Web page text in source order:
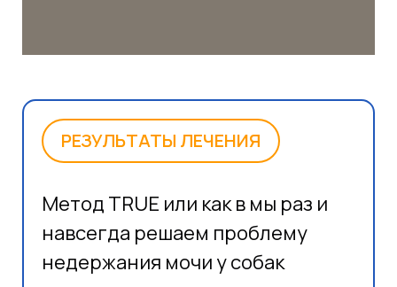
РЕЗУЛЬТАТЫ ЛЕЧЕНИЯ
Метод TRUE или как в мы раз и
навсегда решаем проблему
недержания мочи у собак